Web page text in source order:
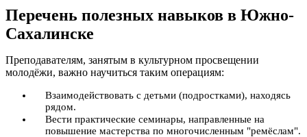
Перечень полезных навыков в Южно-
Сахалинске
Преподавателям, занятым в культурном просвещении
молодёжи, важно научиться таким операциям:
Взаимодействовать с детьми (подростками), находясь
рядом.
Вести практические семинары, направленные на
повышение мастерства по многочисленным "ремёслам".